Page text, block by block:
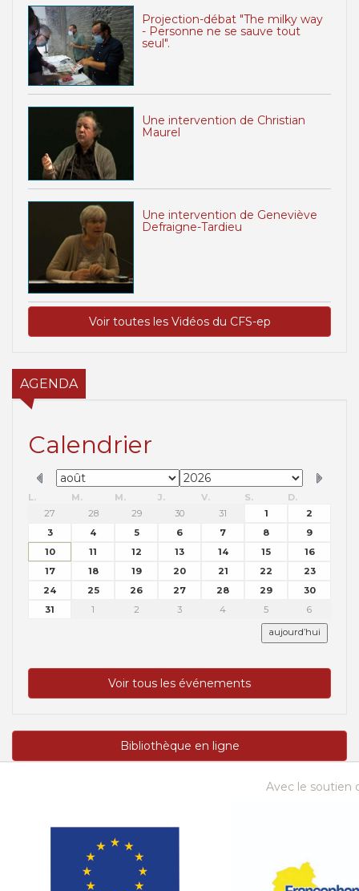
Projection-débat "The milky way
- Personne ne se sauve tout
seul".
Une intervention de Christian
Maurel
Une intervention de Geneviève
Defraigne-Tardieu
Voir toutes les Vidéos du CFS-ep
AGENDA
Calendrier
L. M. M. J. V. S.
D.
27
28 29 30 31 1
2
3
4 5 6 7 8
9
10
11 12 13 14 15
16
17
18 19 20 21 22
23
24
25 26 27 28 29
30
31
1 2 3 4 5 6
aujourd’hui
Voir tous les événements
Bibliothèque en ligne
Avec le soutien